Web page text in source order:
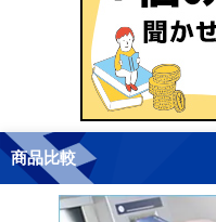
商品比較